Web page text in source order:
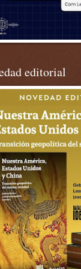
editorial